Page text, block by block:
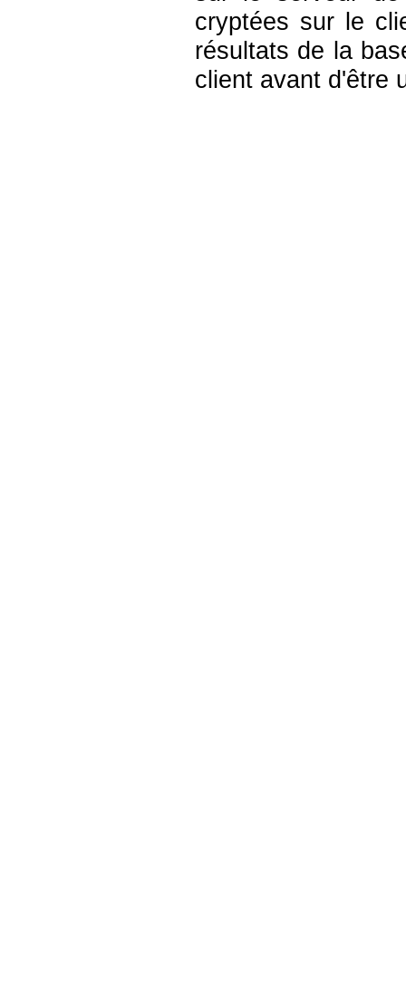
cryptées sur le
résultats de la
client avant d'être